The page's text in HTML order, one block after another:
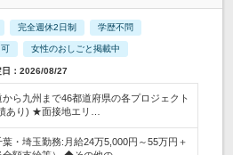
完全週休2日制 学歴不問
女性のおしごと掲載中
：2026/08/27
から九州まで46都道府県の各プロジェクト
あり) ★面接地エリ…
・埼玉勤務:月給24万5,000円～55万円＋